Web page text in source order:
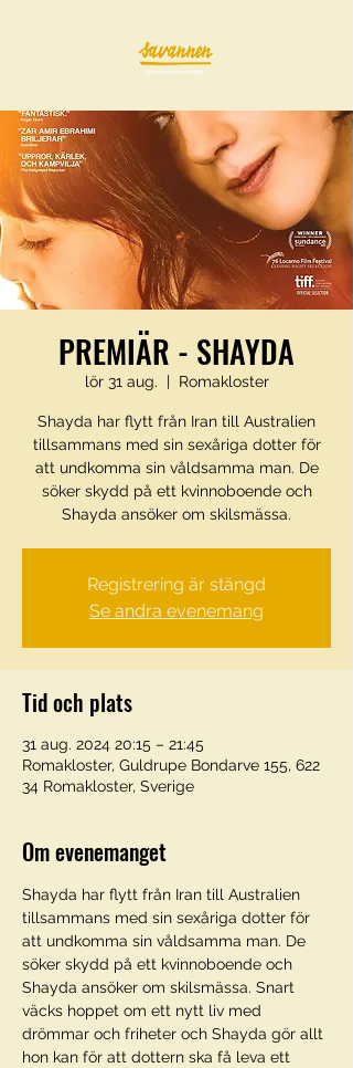
PREMIÄR - SHAYDA
lör 31 aug.
  |
Romakloster
Shayda har flytt från Iran till Australien
tillsammans med sin sexåriga dotter för
att undkomma sin våldsamma man. De
söker skydd på ett kvinnoboende och
Shayda ansöker om skilsmässa.
Registrering är stängd
Se andra evenemang
Tid och plats
31 aug. 2024 20:15 – 21:45
Romakloster, Guldrupe Bondarve 155, 622
34 Romakloster, Sverige
Om evenemanget
Shayda har flytt från Iran till Australien
tillsammans med sin sexåriga dotter för
att undkomma sin våldsamma man. De
söker skydd på ett kvinnoboende och
Shayda ansöker om skilsmässa. Snart
väcks hoppet om ett nytt liv med
drömmar och friheter och Shayda gör allt
hon kan för att dottern ska få leva ett